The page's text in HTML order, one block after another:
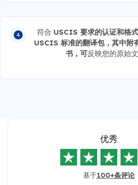
符合 USCIS 要求的认证和格
USCIS 标准的翻译包，其中附
书，可反映您的原始
优秀
基于100+条评论